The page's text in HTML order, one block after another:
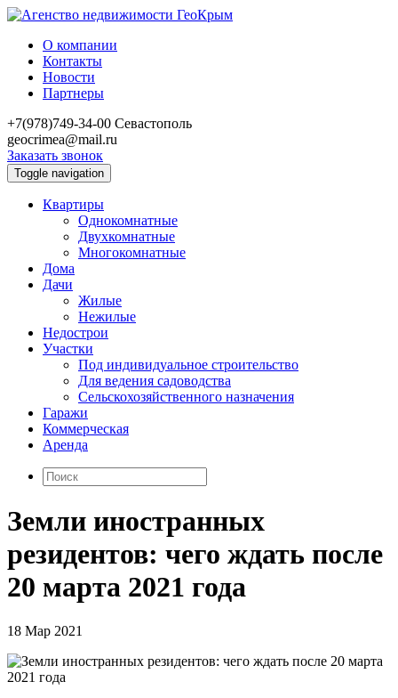
О компании
Контакты
Новости
Партнеры
+7(978)749-34-00 Севастополь
geocrimea@mail.ru
Заказать звонок
Toggle navigation
Квартиры
Однокомнатные
Двухкомнатные
Многокомнатные
Дома
Дачи
Жилые
Нежилые
Недострои
Участки
Под индивидуальное строительство
Для ведения садоводства
Сельскохозяйственного назначения
Гаражи
Коммерческая
Аренда
Земли иностранных
резидентов: чего ждать после
20 марта 2021 года
18 Мар 2021